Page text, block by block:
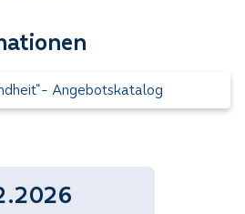
Angebotskatalog